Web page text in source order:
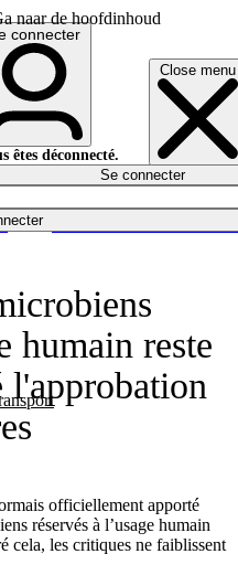
naar de hoofdinhoud
Close menu
connecter
êtes déconnecté.
Se connecter
humain reste
l'approbation
officiellement apporté
réservés à l’usage humain
cela, les critiques ne faiblissent